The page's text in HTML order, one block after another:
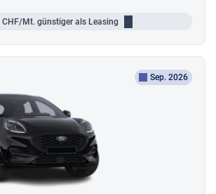
CHF/Mt. günstiger als Leasing
Sep. 2026